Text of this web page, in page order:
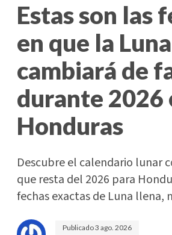
Estas son las
en que la Luna
cambiará de
durante 2026
Honduras
Descubre el calendario lunar
que resta del 2026 para
fechas exactas de Luna llena,
Publicado3 ago. 2026